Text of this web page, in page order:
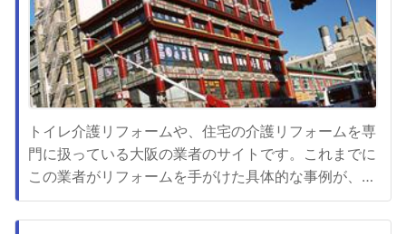
されています。物件探しか...
トイレ介護リフォームや、住宅の介護リフォームを専
門に扱っている大阪の業者のサイトです。これまでに
この業者がリフォームを手がけた具体的な事例が、写
真付きで紹介されており、住宅各部の手すりや、スロ
ープに至るまで仕上がりがどのようなイメージになる